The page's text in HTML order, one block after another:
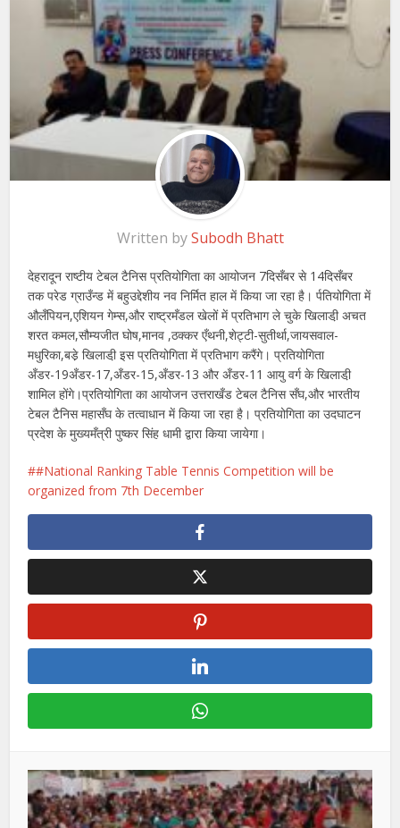
Written bySubodh Bhatt
देहरादून राष्टीय टेबल टैनिस प्रतियोगिता का आयोजन 7दिसँबर से 14दिसँबर
तक परेड ग्राउँन्ड में बहुउद्देशीय नव निर्मित हाल में किया जा रहा है। र्पतियोगिता में
औलँपियन,एशियन गेम्स,और राष्ट्रमँडल खेलों में प्रतिभाग ले चुके खिलाडी़ अचत
शरत कमल,सौम्यजीत घोष,मानव ,ठक्कर एँथनी,शेट्टी-सुतीर्था,जायसवाल-
मधुरिका,बडे़ खिलाडी़ इस प्रतियोगिता में प्रतिभाग करैंगे। प्रतियोगिता
अँडर-19अँडर-17,अँडर-15,अँडर-13 और अँडर-11 आयु वर्ग के खिलाडी़
शामिल होंगे।प्रतियोगिता का आयोजन उत्तराखँड टेबल टैनिस सँघ,और भारतीय
टेबल टैनिस महासँघ के तत्वाधान में किया जा रहा है। प्रतियोगिता का उदघाटन
प्रदेश के मुख्यमँत्री पुष्कर सिंह धामी द्वारा किया जायेगा।
#National Ranking Table Tennis Competition will be
organized from 7th December